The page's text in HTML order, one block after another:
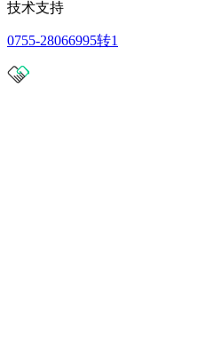
技术支持
0755-28066995转1